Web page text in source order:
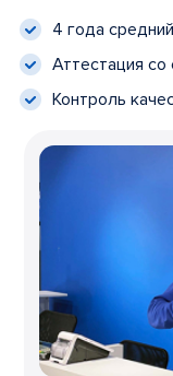
4 года
Аттестация со
Контроль